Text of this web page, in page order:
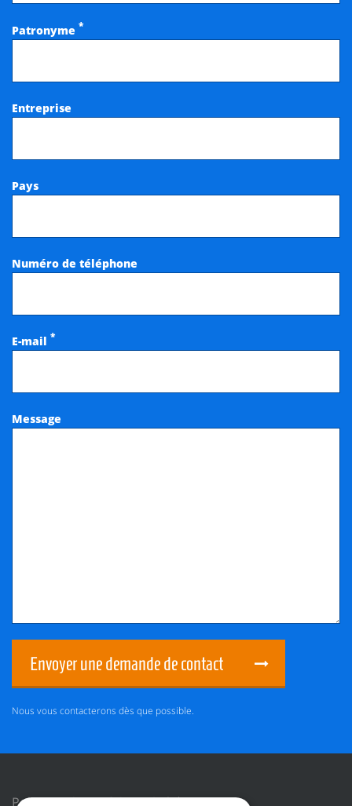
Patronyme *
Entreprise
Pays
Numéro de téléphone
E-mail *
Message
Envoyer une demande de contact
Nous vous contacterons dès que possible.
Politique de confidentialité